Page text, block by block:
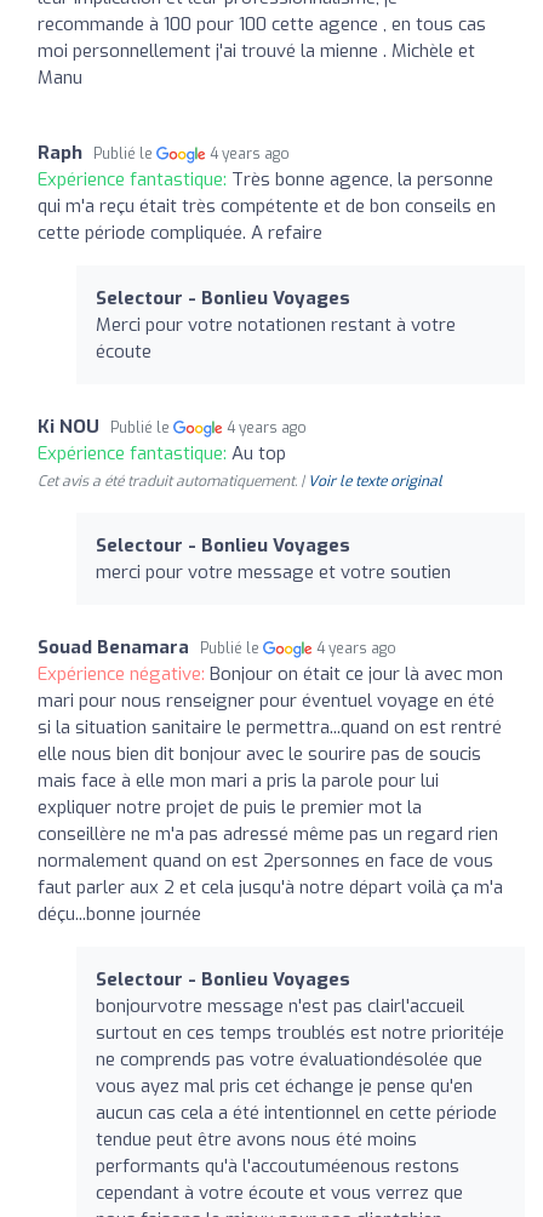
recommande à 100 pour 100 cette agence , en tous cas
moi personnellement j'ai trouvé la mienne . Michèle et
Manu
Raph Publié le 4 years ago
Expérience fantastique: Très bonne agence, la personne
qui m'a reçu était très compétente et de bon conseils en
cette période compliquée. A refaire
Selectour - Bonlieu Voyages
Merci pour votre notationen restant à votre
écoute
Ki NOU Publié le 4 years ago
Expérience fantastique: Au top
Cet avis a été traduit automatiquement. | Voir le texte original
Selectour - Bonlieu Voyages
merci pour votre message et votre soutien
Souad Benamara Publié le 4 years ago
Expérience négative: Bonjour on était ce jour là avec mon
mari pour nous renseigner pour éventuel voyage en été
si la situation sanitaire le permettra...quand on est rentré
elle nous bien dit bonjour avec le sourire pas de soucis
mais face à elle mon mari a pris la parole pour lui
expliquer notre projet de puis le premier mot la
conseillère ne m'a pas adressé même pas un regard rien
normalement quand on est 2personnes en face de vous
faut parler aux 2 et cela jusqu'à notre départ voilà ça m'a
déçu...bonne journée
Selectour - Bonlieu Voyages
bonjourvotre message n'est pas clairl'accueil
surtout en ces temps troublés est notre prioritéje
ne comprends pas votre évaluationdésolée que
vous ayez mal pris cet échange je pense qu'en
aucun cas cela a été intentionnel en cette période
tendue peut être avons nous été moins
performants qu'à l'accoutuméenous restons
cependant à votre écoute et vous verrez que